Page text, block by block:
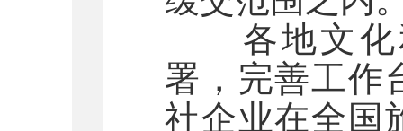
各地文化
署，完善工作
社企业在全国